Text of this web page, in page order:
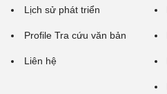
Lịch sử phát triển
Profile Tra cứu văn bản
Liên hệ